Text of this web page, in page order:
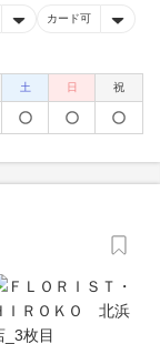
カード可
土 日 祝